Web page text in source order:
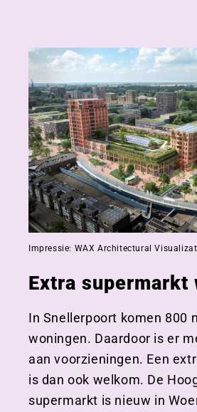
Impressie: WAX Architectural
Extra supermarkt
In Snellerpoort komen 800
woningen. Daardoor is er
aan voorzieningen. Een
is dan ook welkom. De
supermarkt is nieuw in